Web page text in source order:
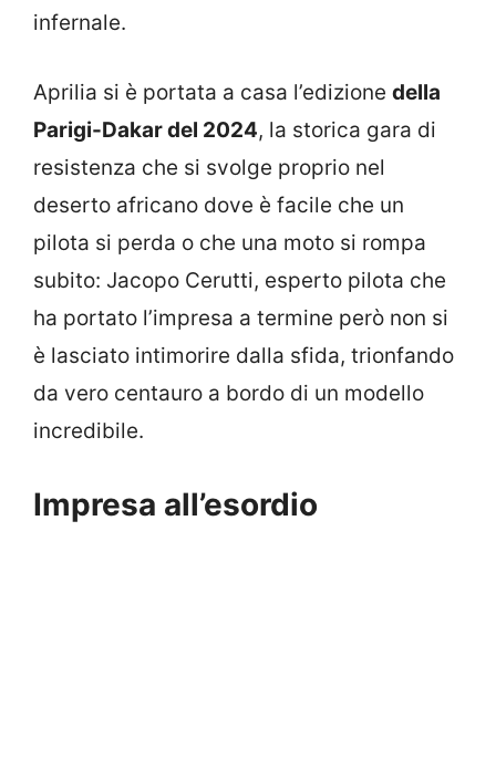
infernale.
Aprilia si è portata a casa l’edizione della
Parigi-Dakar del 2024, la storica gara di
resistenza che si svolge proprio nel
deserto africano dove è facile che un
pilota si perda o che una moto si rompa
subito: Jacopo Cerutti, esperto pilota che
ha portato l’impresa a termine però non si
è lasciato intimorire dalla sfida, trionfando
da vero centauro a bordo di un modello
incredibile.
Impresa all’esordio